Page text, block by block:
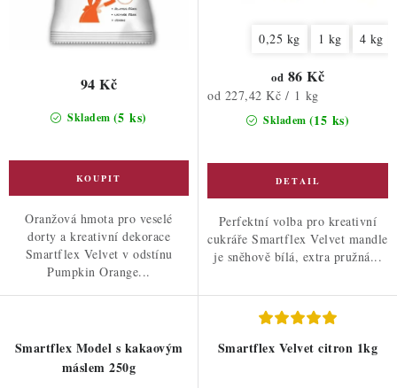
Skladem (5 ks)
94 Kč
Oranžová hmota pro veselé
dorty a kreativní dekorace
Smartflex Velvet v odstínu
Pumpkin Orange...
0,25 kg 1 kg 4 kg
Skladem (15 ks)
od 86 Kč
Měrná
od 227,42 Kč / 1 kg
Perfektní volba pro kreativní
cukráře Smartflex Velvet mandle
je sněhově bílá, extra pružná...
Smartflex Model s kakaovým
máslem 250g
Smartflex Velvet citron 1kg